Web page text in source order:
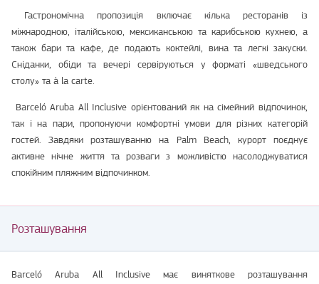
Гастрономічна пропозиція включає кілька ресторанів із
міжнародною, італійською, мексиканською та карибською кухнею, а
також бари та кафе, де подають коктейлі, вина та легкі закуски.
Сніданки, обіди та вечері сервіруються у форматі «шведського
столу» та à la carte.
Barceló Aruba All Inclusive орієнтований як на сімейний відпочинок,
так і на пари, пропонуючи комфортні умови для різних категорій
гостей. Завдяки розташуванню на Palm Beach, курорт поєднує
активне нічне життя та розваги з можливістю насолоджуватися
спокійним пляжним відпочинком.
Розташування
Barceló Aruba All Inclusive має виняткове розташування